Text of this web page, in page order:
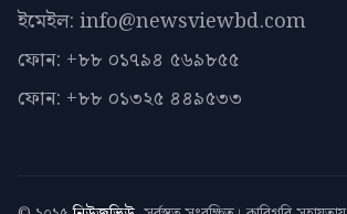
ইমেইল: info@newsviewbd.com
ফোন: +৮৮ ০১৭৯৪ ৫৬৯৮৫৫
ফোন: +৮৮ ০১৩২৫ ৪৪৯৫৩৩